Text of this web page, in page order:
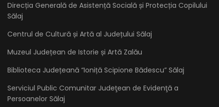
Direcția Generală de Asistență Socială și Protecția Copilului
Sălaj
Centrul de Cultură și Artă al Județului Sălaj
Muzeul Județean de Istorie și Artă Zalău
Biblioteca Județeană “Ioniță Scipione Bădescu” Sălaj
Serviciul Public Comunitar Judeţean de Evidenţă a
Persoanelor Sălaj